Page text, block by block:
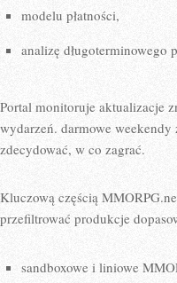
modelu płatności,
analizę długoterminowego
Portal monitoruje aktualizacje
wydarzeń. darmowe
zdecydować, w co zagrać.
Kluczową częścią
przefiltrować produkcje
sandboxowe i liniowe